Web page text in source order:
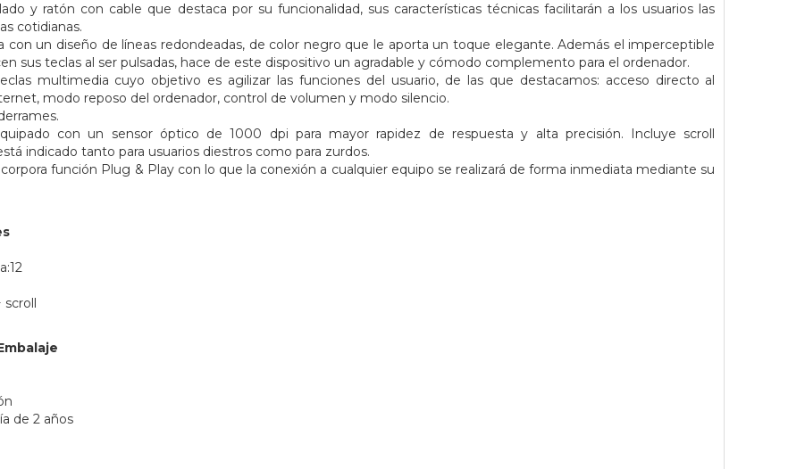
y ratón con cable que destaca por su funcionalidad, sus características técnicas facilitarán a los usuarios las
cotidianas.
con un diseño de líneas redondeadas, de color negro que le aporta un toque elegante. Además el imperceptible
sus teclas al ser pulsadas, hace de este dispositivo un agradable y cómodo complemento para el ordenador.
multimedia cuyo objetivo es agilizar las funciones del usuario, de las que destacamos: acceso directo al
modo reposo del ordenador, control de volumen y modo silencio.
con un sensor óptico de 1000 dpi para mayor rapidez de respuesta y alta precisión. Incluye scroll
indicado tanto para usuarios diestros como para zurdos.
función Plug & Play con lo que la conexión a cualquier equipo se realizará de forma inmediata mediante su
de 2 años